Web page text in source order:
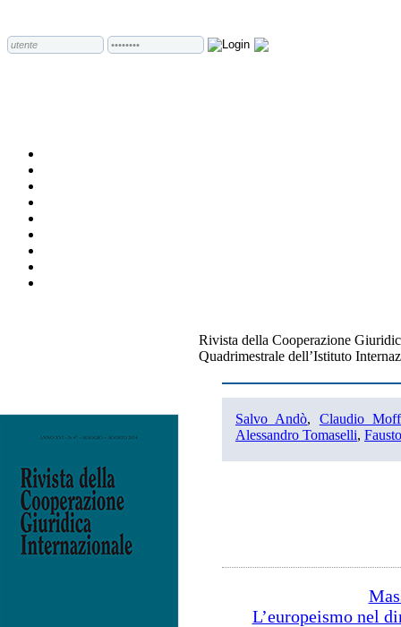
Rivista della Cooperazione
Quadrimestrale dell’Istituto
Salvo Andò, Claudio
Alessandro Tomaselli,
L’europeismo nel